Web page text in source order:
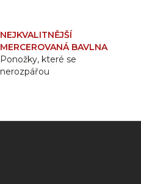
NEJKVALITNĚJŠÍ
MERCEROVANÁ BAVLNA
Ponožky, které se
nerozpářou